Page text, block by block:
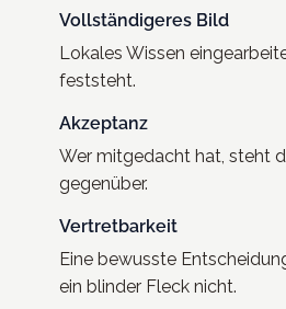
Vollständigeres Bild
Lokales Wissen
feststeht.
Akzeptanz
Wer mitgedacht hat, steht
gegenüber.
Vertretbarkeit
Eine bewusste
ein blinder Fleck nicht.